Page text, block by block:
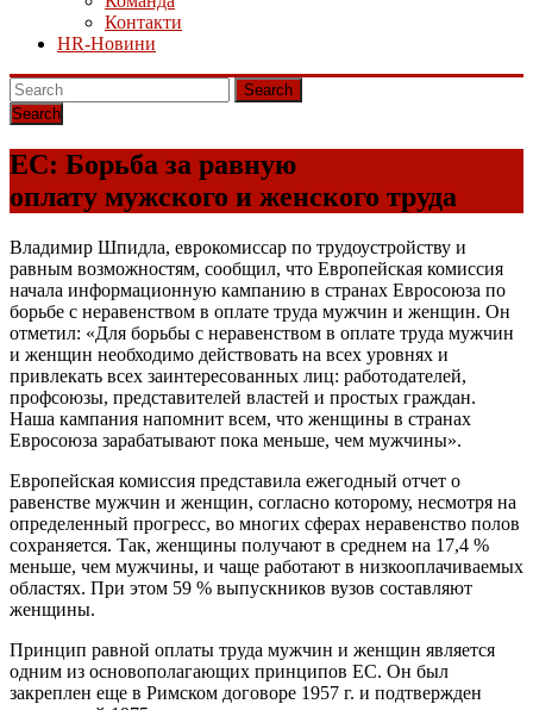
Контакти
HR-Новини
Search
ЕС: Борьба за равную
оплату мужского и женского труда
Владимир Шпидла, еврокомиссар по трудоустройству и
равным возможностям, сообщил, что Европейская комиссия
начала информационную кампанию в странах Евросоюза по
борьбе с неравенством в оплате труда мужчин и женщин. Он
отметил: «Для борьбы с неравенством в оплате труда мужчин
и женщин необходимо действовать на всех уровнях и
привлекать всех заинтересованных лиц: работодателей,
профсоюзы, представителей властей и простых граждан.
Наша кампания напомнит всем, что женщины в странах
Евросоюза зарабатывают пока меньше, чем мужчины».
Европейская комиссия представила ежегодный отчет о
равенстве мужчин и женщин, согласно которому, несмотря на
определенный прогресс, во многих сферах неравенство полов
сохраняется. Так, женщины получают в среднем на 17,4 %
меньше, чем мужчины, и чаще работают в низкооплачиваемых
областях. При этом 59 % выпускников вузов составляют
женщины.
Принцип равной оплаты труда мужчин и женщин является
одним из основополагающих принципов ЕС. Он был
закреплен еще в Римском договоре 1957 г. и подтвержден